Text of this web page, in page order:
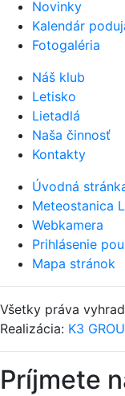
Novinky
Kalendár
Fotogaléria
Náš klub
Letisko
Lietadlá
Naša činnosť
Kontakty
Úvodná
Meteostanica
Webkamera
Prihlásenie
Mapa stránok
Všetky práva
Realizácia: K3
Príjmete